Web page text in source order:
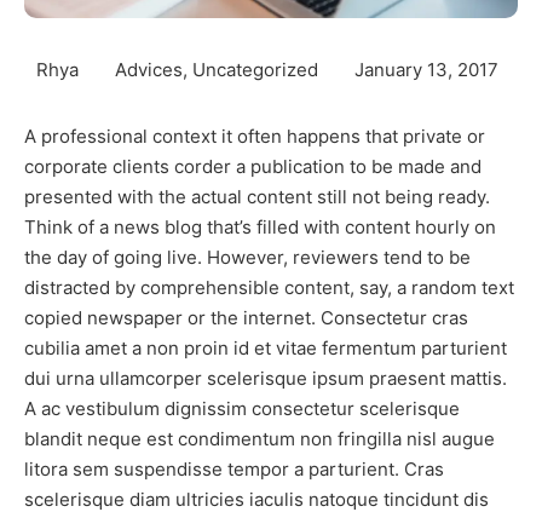
Rhya Advices, Uncategorized January 13, 2017
A professional context it often happens that private or
corporate clients corder a publication to be made and
presented with the actual content still not being ready.
Think of a news blog that’s filled with content hourly on
the day of going live. However, reviewers tend to be
distracted by comprehensible content, say, a random text
copied newspaper or the internet. Consectetur cras
cubilia amet a non proin id et vitae fermentum parturient
dui urna ullamcorper scelerisque ipsum praesent mattis.
A ac vestibulum dignissim consectetur scelerisque
blandit neque est condimentum non fringilla nisl augue
litora sem suspendisse tempor a parturient. Cras
scelerisque diam ultricies iaculis natoque tincidunt dis